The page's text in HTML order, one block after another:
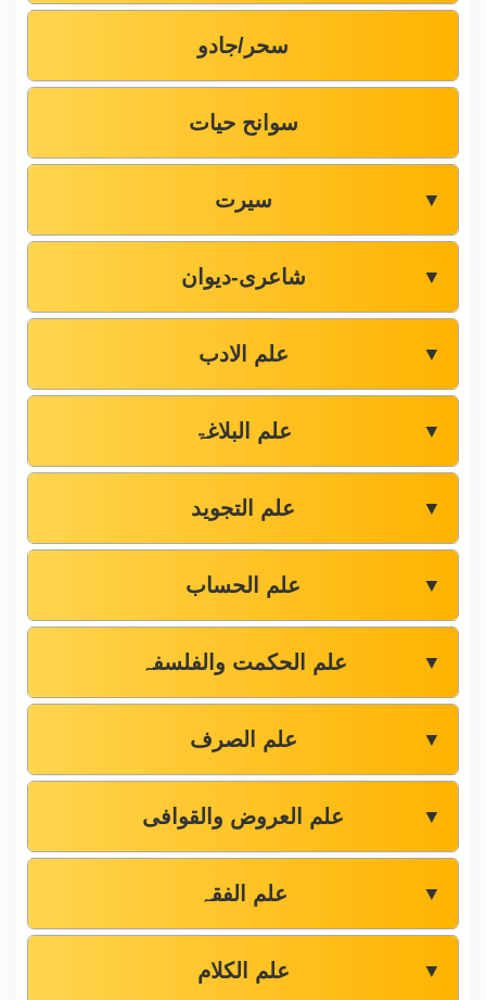
سحر/جادو
سوانح حیات
سیرت ▼
شاعری-دیوان ▼
علم الادب ▼
علم البلاغۃ ▼
علم التجوید ▼
علم الحساب ▼
علم الحکمت والفلسفہ ▼
علم الصرف ▼
علم العروض والقوافی ▼
علم الفقہ ▼
علم الکلام ▼